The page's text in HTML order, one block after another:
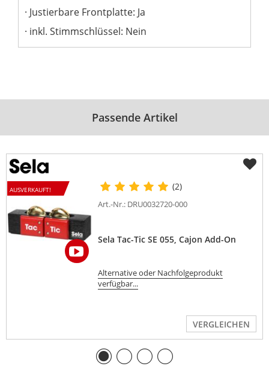
Justierbare Frontplatte: Ja
inkl. Stimmschlüssel: Nein
Passende Artikel
AUSVERKAUFT! (2)
Art.-Nr.: DRU0032720-000
Sela Tac-Tic SE 055, Cajon Add-On
Alternative oder Nachfolgeprodukt
verfügbar...
VERGLEICHEN